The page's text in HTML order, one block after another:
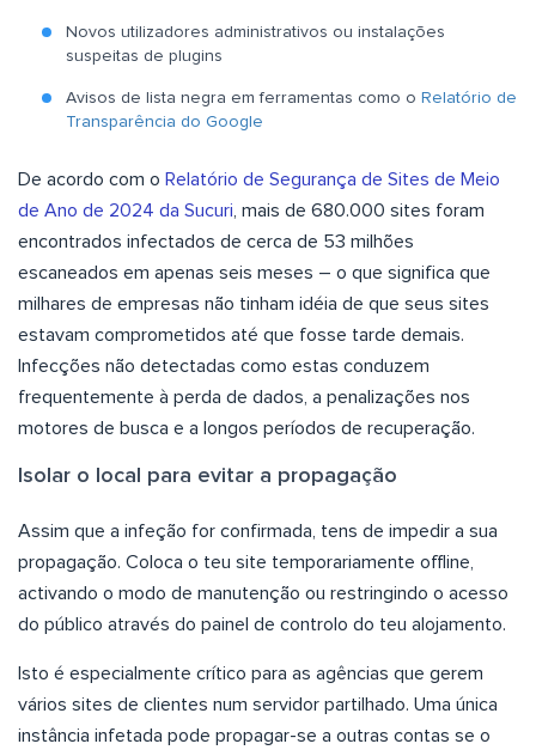
Novos utilizadores administrativos ou instalações
suspeitas de plugins
Avisos de lista negra em ferramentas como o Relatório de
Transparência do Google
De acordo com o Relatório de Segurança de Sites de Meio
de Ano de 2024 da Sucuri, mais de 680.000 sites foram
encontrados infectados de cerca de 53 milhões
escaneados em apenas seis meses – o que significa que
milhares de empresas não tinham idéia de que seus sites
estavam comprometidos até que fosse tarde demais.
Infecções não detectadas como estas conduzem
frequentemente à perda de dados, a penalizações nos
motores de busca e a longos períodos de recuperação.
Isolar o local para evitar a propagação
Assim que a infeção for confirmada, tens de impedir a sua
propagação. Coloca o teu site temporariamente offline,
activando o modo de manutenção ou restringindo o acesso
do público através do painel de controlo do teu alojamento.
Isto é especialmente crítico para as agências que gerem
vários sites de clientes num servidor partilhado. Uma única
instância infetada pode propagar-se a outras contas se o